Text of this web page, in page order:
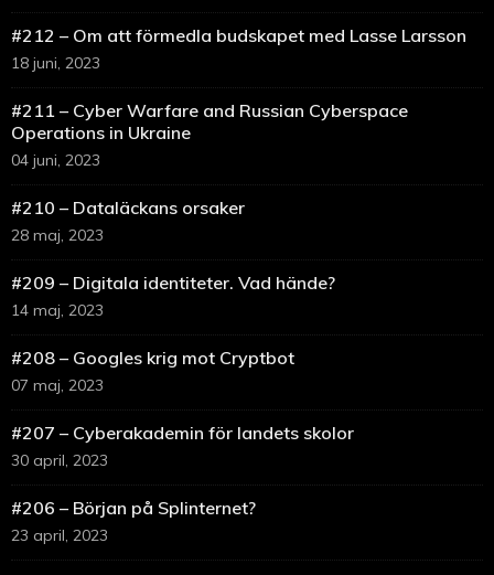
#212 – Om att förmedla budskapet med Lasse Larsson
18 juni, 2023
#211 – Cyber Warfare and Russian Cyberspace
Operations in Ukraine
04 juni, 2023
#210 – Dataläckans orsaker
28 maj, 2023
#209 – Digitala identiteter. Vad hände?
14 maj, 2023
#208 – Googles krig mot Cryptbot
07 maj, 2023
#207 – Cyberakademin för landets skolor
30 april, 2023
#206 – Början på Splinternet?
23 april, 2023